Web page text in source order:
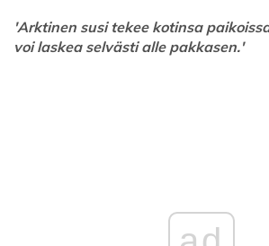
'Arktinen susi tekee kotinsa
voi laskea selvästi alle pakkasen.'